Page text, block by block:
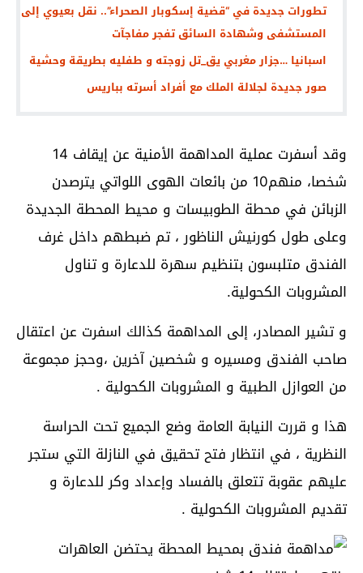
تطورات جديدة في “قضية إسكوبار الصحراء”.. نقل بعيوي إلى
المستشفى وشهادة السائق تفجر مفاجآت
اسبانيا …جزار مغربي يق_تل زوجته و طفليه بطريقة وحشية
صور جديدة لجلالة الملك مع أفراد أسرته بباريس
وقد أسفرت عملية المداهمة الأمنية عن إيقاف 14
شخصا، منهم10 من بائعات الهوى اللواتي يترصدن
الزبائن في محطة الطوبيسات و محيط المحطة الجديدة
وعلى طول كورنيش الناظور ، تم ضبطهم داخل غرف
الفندق متلبسون بتنظيم سهرة للدعارة و تناول
المشروبات الكحولية.
و تشير المصادر، إلى المداهمة كذالك اسفرت عن اعتقال
صاحب الفندق ومسيره و شخصين آخرين ،وحجز مجموعة
من العوازل الطبية و المشروبات الكحولية .
هذا و قررت النيابة العامة وضع الجميع تحت الحراسة
النظرية ، في انتظار فتح تحقيق في النازلة التي ستجر
عليهم عقوبة تتعلق بالفساد وإعداد وكر للدعارة و
تقديم المشروبات الكحولية .